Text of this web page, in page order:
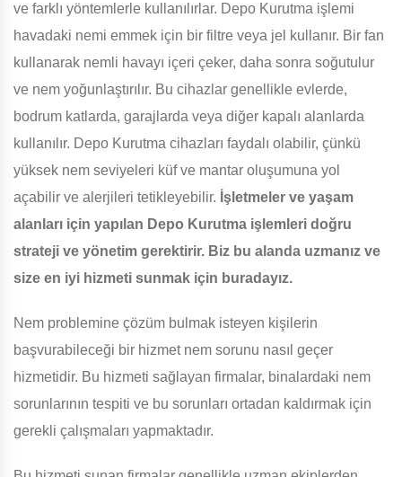
ve farklı yöntemlerle kullanılırlar. Depo Kurutma işlemi
havadaki nemi emmek için bir filtre veya jel kullanır. Bir fan
kullanarak nemli havayı içeri çeker, daha sonra soğutulur
ve nem yoğunlaştırılır. Bu cihazlar genellikle evlerde,
bodrum katlarda, garajlarda veya diğer kapalı alanlarda
kullanılır. Depo Kurutma cihazları faydalı olabilir, çünkü
yüksek nem seviyeleri küf ve mantar oluşumuna yol
açabilir ve alerjileri tetikleyebilir. İşletmeler ve yaşam
alanları için yapılan Depo Kurutma işlemleri doğru
strateji ve yönetim gerektirir. Biz bu alanda uzmanız ve
size en iyi hizmeti sunmak için buradayız.
Nem problemine çözüm bulmak isteyen kişilerin
başvurabileceği bir hizmet nem sorunu nasıl geçer
hizmetidir. Bu hizmeti sağlayan firmalar, binalardaki nem
sorunlarının tespiti ve bu sorunları ortadan kaldırmak için
gerekli çalışmaları yapmaktadır.